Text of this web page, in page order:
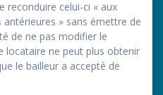
reconduire celui-ci « aux
» sans émettre de
de ne pas modifier le
locataire ne peut plus obtenir
le bailleur a accepté de